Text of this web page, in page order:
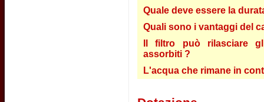
Quale deve essere la
Quali sono i vantaggi del
Il filtro può rilasciare
assorbiti ?
L'acqua che rimane in